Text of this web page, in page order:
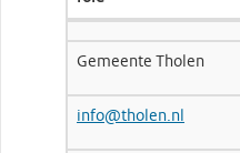
Gemeente Tholen
info@tholen.nl